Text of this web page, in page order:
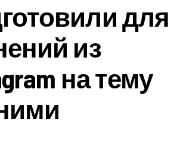
для
из
на тему